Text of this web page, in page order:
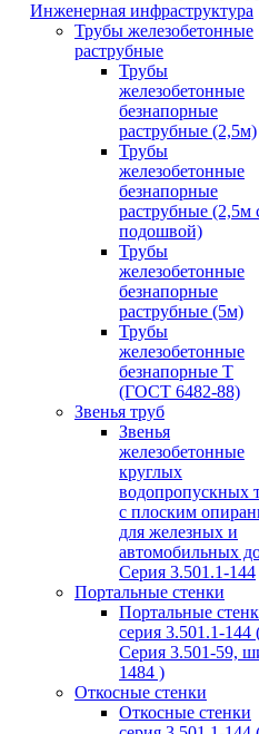
Инженерная инфраструктура
Трубы железобетонные
раструбные
Трубы
железобетонные
безнапорные
раструбные (2,5м)
Трубы
железобетонные
безнапорные
раструбные (2,5м
подошвой)
Трубы
железобетонные
безнапорные
раструбные (5м)
Трубы
железобетонные
безнапорные Т
(ГОСТ 6482-88)
Звенья труб
Звенья
железобетонные
круглых
водопропускных
с плоским
для железных и
автомобильных
Серия 3.501.1-144
Портальные стенки
Портальные
серия 3.501.1-144
Серия 3.501-59,
1484 )
Откосные стенки
Откосные стенки